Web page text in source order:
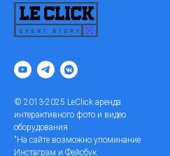
© 2013-2025 LeClick аренда
интерактивного фото и видео
оборудования
"На сайте возможно упоминание
Инстаграм и Фейсбук.